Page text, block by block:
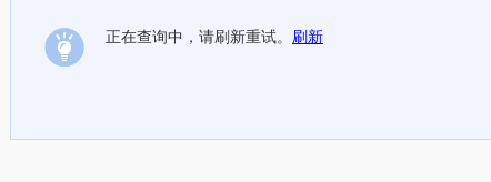
正在查询中，请刷新重试。 刷新